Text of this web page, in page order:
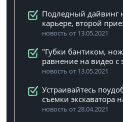
Подледный дайвинг
карьере, второй
новость от 13.05.2021
"Губки бантиком,
равнение на видео с
новость от 13.05.2021
Устраивайтесь
съемки экскаватора
новость от 28.04.2021